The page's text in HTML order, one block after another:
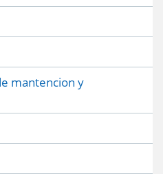
mantencion y